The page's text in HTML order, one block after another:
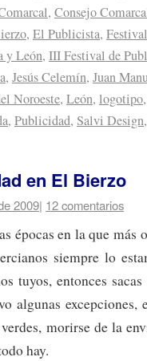
, Consejo
, El Publicista,
y León, III Festival de
, Jesús Celemín, Juan
Noroeste, León, logotipo
, Publicidad, Salvi Design
en El Bierzo
2009| 12 comentarios
épocas en la que más
siempre lo
tuyos, entonces
algunas excepciones,
morirse de la
hay.